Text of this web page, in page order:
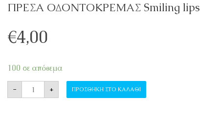
ΠΡΕΣΑ ΟΔΟΝΤΟΚΡΕΜΑΣ Smiling lips
€4,00
100 σε απόθεμα
- ΠΡΕΣΑ ΟΔΟΝΤΟΚΡΕΜΑΣ Smiling lips ποσότητα
+ ΠΡΟΣΘΉΚΗ ΣΤΟ ΚΑΛΆΘΙ